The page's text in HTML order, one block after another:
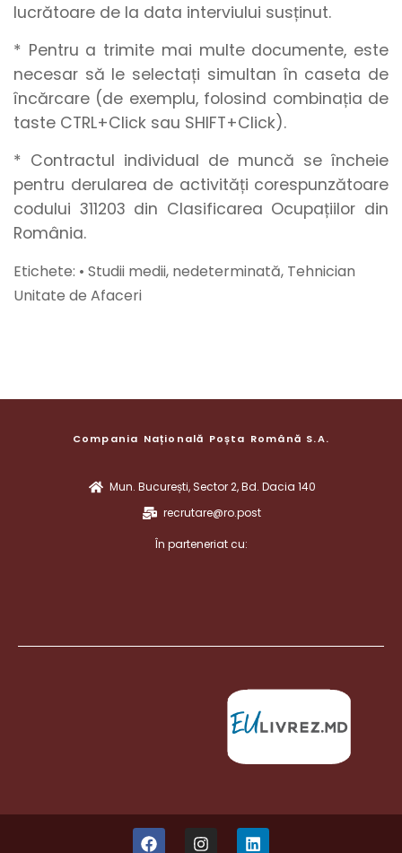
lucrătoare de la data interviului susținut.
* Pentru a trimite mai multe documente, este
necesar să le selectați simultan în caseta de
încărcare (de exemplu, folosind combinația de
taste CTRL+Click sau SHIFT+Click).
* Contractul individual de muncă se încheie
pentru derularea de activități corespunzătoare
codului 311203 din Clasificarea Ocupațiilor din
România.
Etichete: • Studii medii, nedeterminată, Tehnician
Unitate de Afaceri
Compania Națională Poșta Română S.A.
Mun. București, Sector 2, Bd. Dacia 140
recrutare@ro.post
În parteneriat cu: